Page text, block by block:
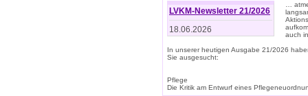
LVKM-Newsletter 21/2026
18.06.2026
…
auch
In unserer heutigen Ausgabe 21/2026
Sie ausgesucht:
Pflege
Die Kritik am Entwurf eines